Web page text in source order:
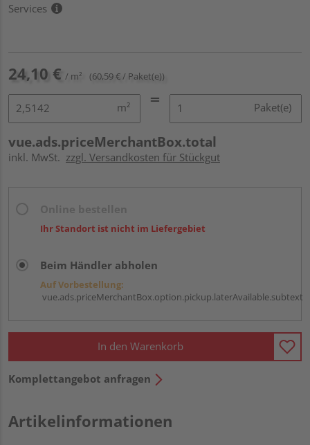
Services
24,10 € / m² (60,59 € / Paket(e))
m² Paket(e)
vue.ads.priceMerchantBox.total
inkl. MwSt. zzgl. Versandkosten für Stückgut
Ihr Standort ist nicht im Liefergebiet
Beim Händler abholen
Auf Vorbestellung:
vue.ads.priceMerchantBox.option.pickup.laterAvailable.subtext
In den Warenkorb
Komplettangebot anfragen
Artikelinformationen